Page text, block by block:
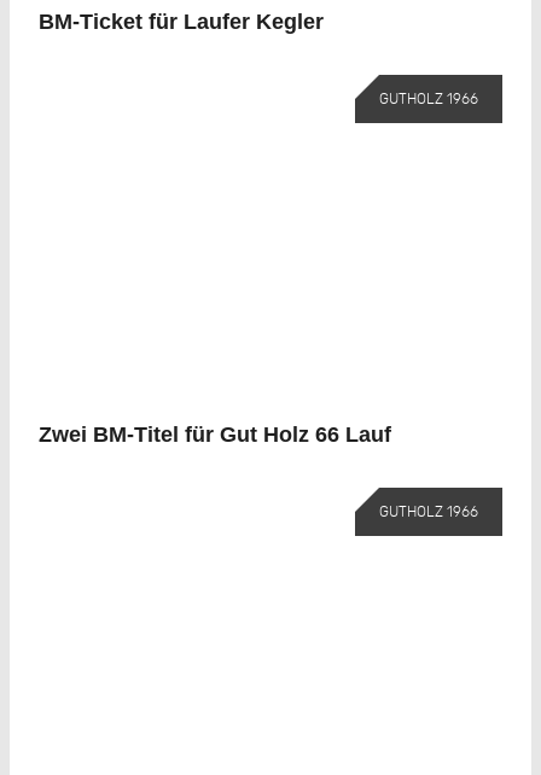
BM-Ticket für Laufer Kegler
GUTHOLZ 1966
Zwei BM-Titel für Gut Holz 66 Lauf
GUTHOLZ 1966